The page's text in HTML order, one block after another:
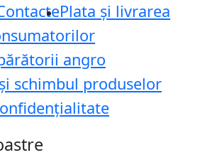
Plata și livrarea
angro
schimbul produselor